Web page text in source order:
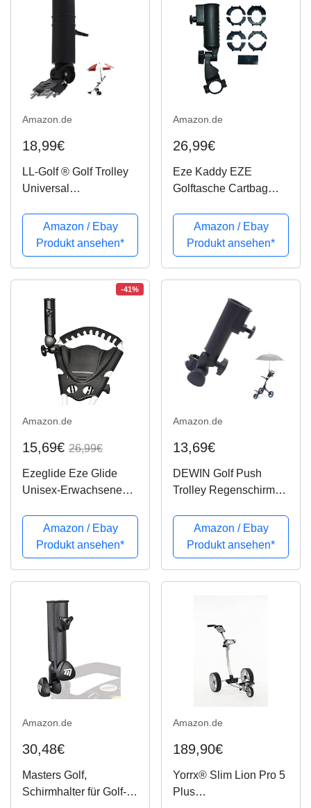
Amazon.de
18,99€
LL-Golf ® Golf Trolley
Universal
irmhalter/Sonnenschir
mhalter/Halterung/Umb
rella Holder
Amazon / Ebay
Produkt ansehen*
Amazon.de
26,99€
Eze Kaddy EZE
Golftasche Cartbag
Schwarz
Amazon / Ebay
Produkt ansehen*
-41%
Amazon.de
15,69€ 26,99€
Ezeglide Eze Glide
Unisex-Erwachsene
RegenschirmHalter,
Schwarz
Amazon / Ebay
Produkt ansehen*
Amazon.de
13,69€
DEWIN Golf Push
Trolley Regenschirm
Universal Schwarz
Kunststoffständer Push
Pull Fahrradwagen
Amazon / Ebay
Produkt ansehen*
Amazon.de
30,48€
Masters Golf,
Schirmhalter für Golf-
Amazon.de
189,90€
Yorrx® Slim Lion Pro 5
Plus